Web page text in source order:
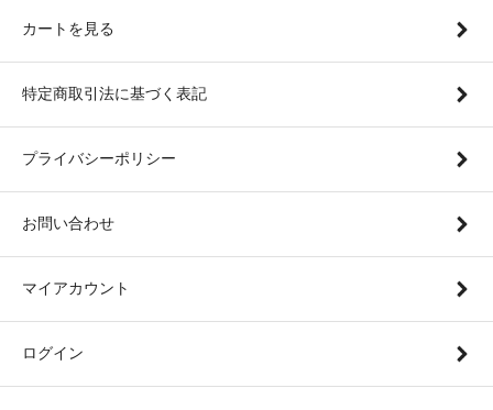
カートを見る
特定商取引法に基づく表記
プライバシーポリシー
お問い合わせ
マイアカウント
ログイン